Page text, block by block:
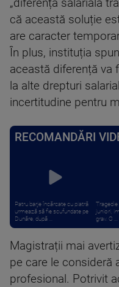
„diferență salarială
că această soluție
are caracter
În plus, instituția
această diferență va
la alte drepturi
incertitudine pentru
RECOMANDĂRI
Patru barje încărcate cu piatră
urmează să fie scufundate pe
Dunăre, după ...
juniori,
grav. O ...
Magistrații mai
pe care le consideră
profesional. Potrivit